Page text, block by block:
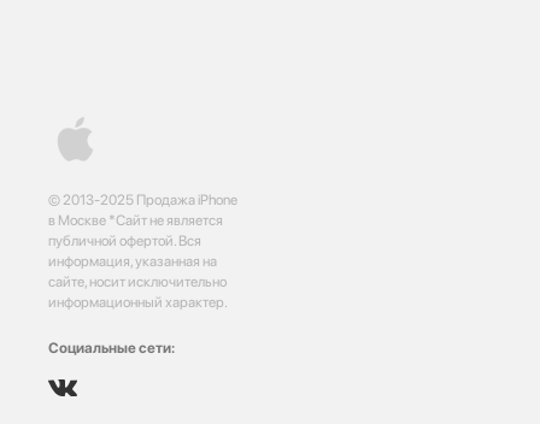
© 2013-2025 Продажа iPhone
в Москве *Сайт не является
публичной офертой. Вся
информация, указанная на
сайте, носит исключительно
информационный характер.
Социальные сети: